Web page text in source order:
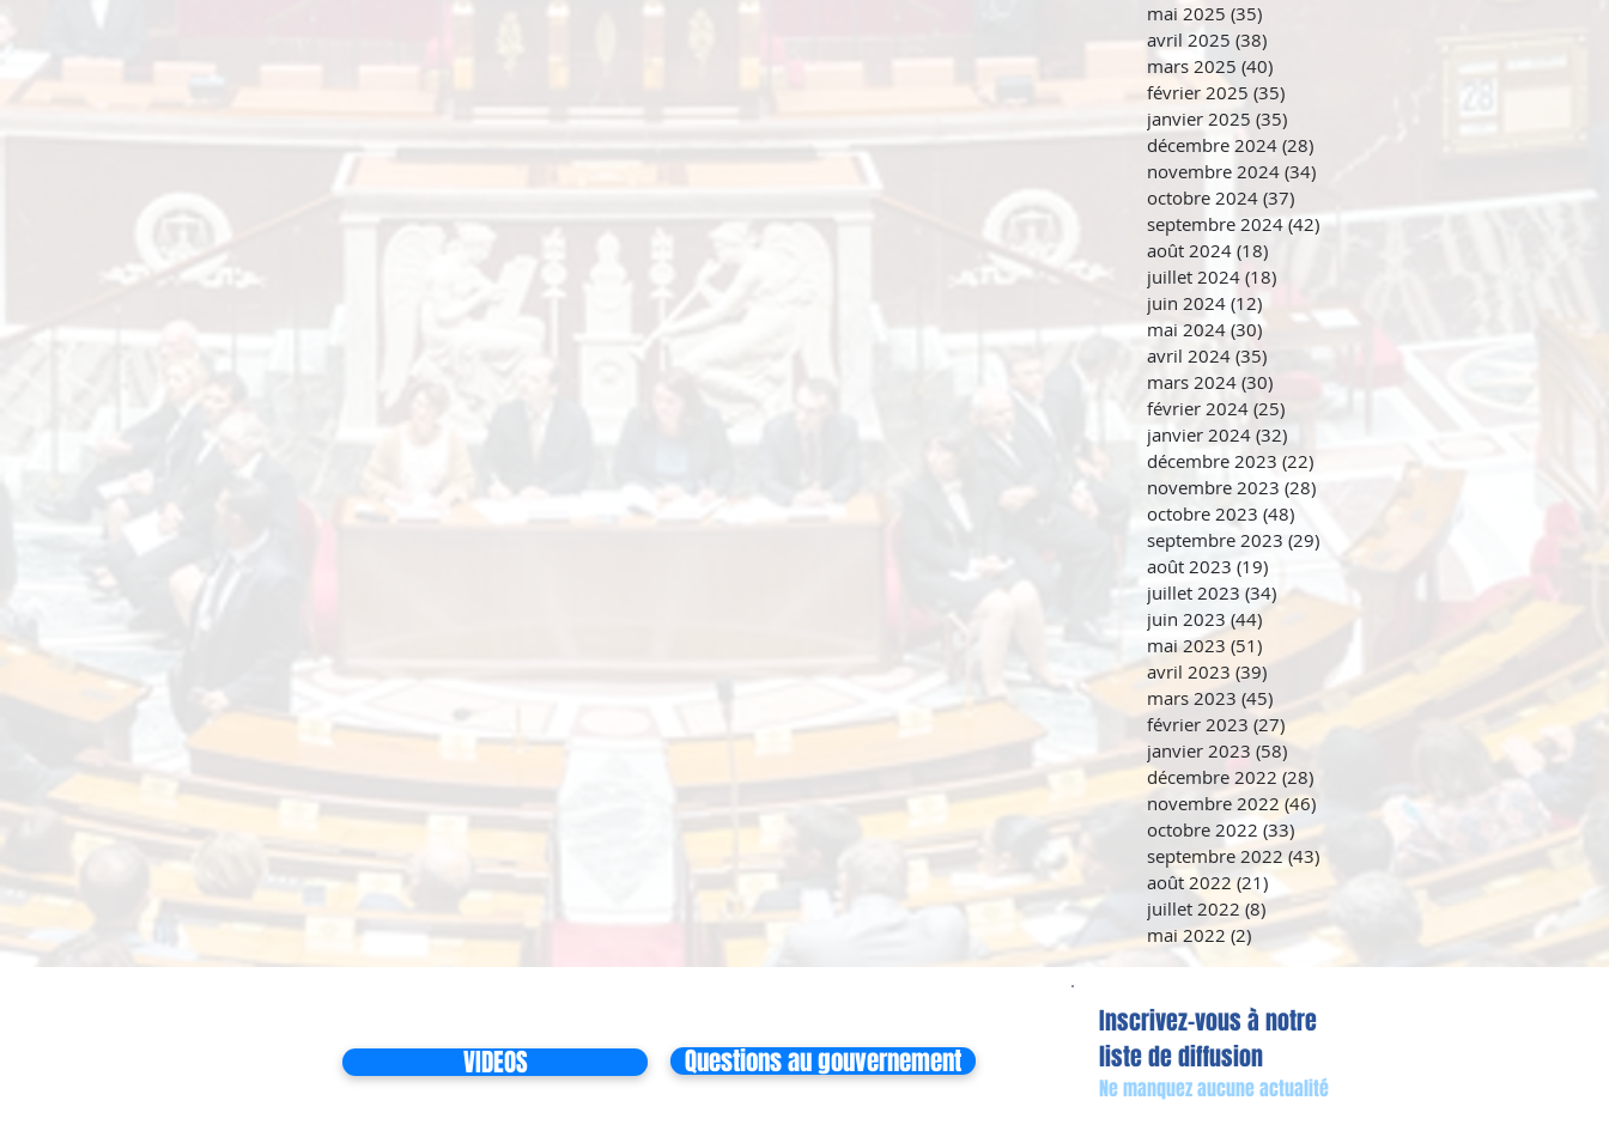
mai 2025 (35)
avril 2025 (38)
mars 2025 (40)
février 2025 (35)
janvier 2025 (35)
décembre 2024 (28)
novembre 2024 (34)
octobre 2024 (37)
septembre 2024 (42) 42 posts
août 2024 (18)
juillet 2024 (18)
juin 2024 (12)
mai 2024 (30)30 posts
avril 2024 (35)
mars 2024 (30)
février 2024 (25)
janvier 2024 (32)
décembre 2023 (22)
novembre 2023 (28)
octobre 2023 (48)
septembre 2023 (29)
août 2023 (19)
juillet 2023 (34) 34 posts
juin 2023 (44)
mai 2023 (51)
avril 2023 (39)
mars 2023 (45)
février 2023 (27)27 posts
janvier 2023 (58)
décembre 2022 (28)
novembre 2022 (46) 46 posts
octobre 2022 (33)
septembre 2022 (43)
août 2022 (21) 21 posts
juillet 2022 (8) 8 posts
mai 2022 (2) 2 posts
VIDEOS Questions au gouvernement
Inscrivez-vous à notre
liste de diffusion
Ne manquez aucune actualité